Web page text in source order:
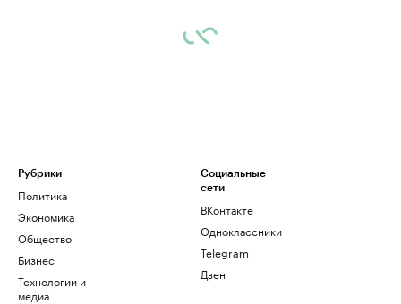
Рубрики
Политика
Экономика
Общество
Бизнес
Технологии и
медиа
Социальные
сети
ВКонтакте
Одноклассники
Telegram
Дзен